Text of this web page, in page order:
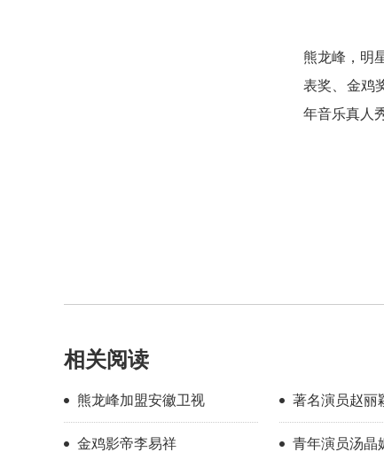
熊龙峰，明
表奖、金鸡
年音乐真人
相关阅读
熊龙峰加盟安徽卫视 著名演员赵丽
金鸡影帝李易祥 青年演员汤晶